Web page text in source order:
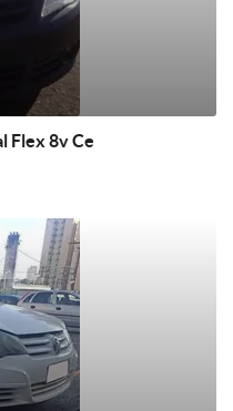
Flex 8v Ce